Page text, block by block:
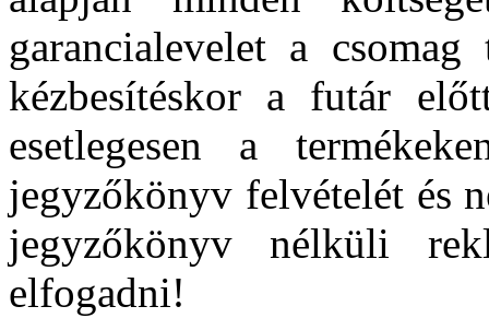
garancialevelet a
kézbesítéskor a futár
esetlegesen a
jegyzőkönyv felvételét és
jegyzőkönyv nélküli
elfogadni!